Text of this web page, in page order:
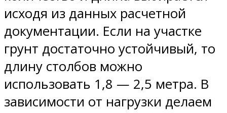
исходя из данных расчетной
документации. Если на участке
грунт достаточно устойчивый, то
длину столбов можно
использовать 1,8 — 2,5 метра. В
зависимости от нагрузки делаем